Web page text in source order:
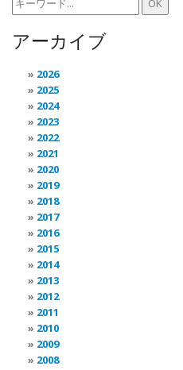
アーカイブ
2026
2025
2024
2023
2022
2021
2020
2019
2018
2017
2016
2015
2014
2013
2012
2011
2010
2009
2008